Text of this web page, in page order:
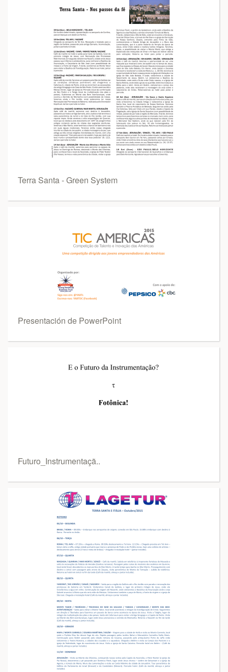
Terra Santa - Green System
Presentación de PowerPoint
Futuro_Instrumentaçã..